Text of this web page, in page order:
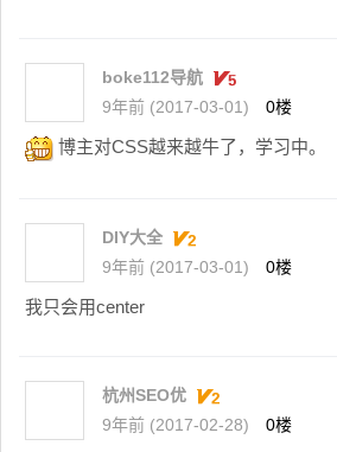
boke112导航
9年前 (2017-03-01)
0楼
博主对CSS越来越牛了，学习中。
DIY大全
9年前 (2017-03-01)
0楼
我只会用center
杭州SEO优
9年前 (2017-02-28)
0楼